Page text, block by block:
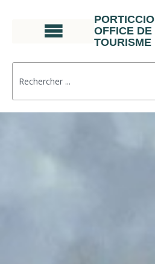
PORTICCIO
OFFICE DE
TOURISME